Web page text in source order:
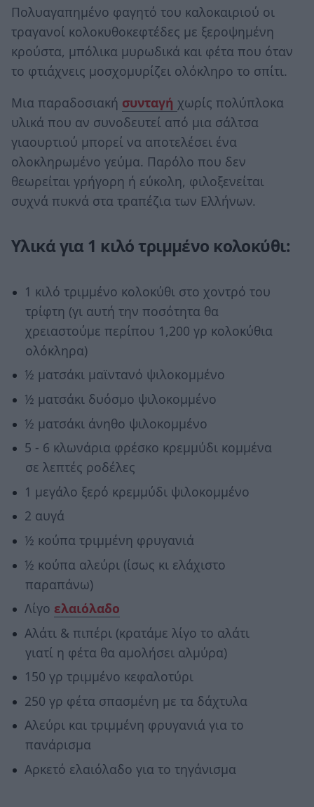
Πολυαγαπημένο φαγητό του καλοκαιριού οι
τραγανοί κολοκυθοκεφτέδες με ξεροψημένη
κρούστα, μπόλικα μυρωδικά και φέτα που όταν
το φτιάχνεις μοσχομυρίζει ολόκληρο το σπίτι.
Μια παραδοσιακή συνταγή χωρίς πολύπλοκα
υλικά που αν συνοδευτεί από μια σάλτσα
γιαουρτιού μπορεί να αποτελέσει ένα
ολοκληρωμένο γεύμα. Παρόλο που δεν
θεωρείται γρήγορη ή εύκολη, φιλοξενείται
συχνά πυκνά στα τραπέζια των Ελλήνων.
Υλικά για 1 κιλό τριμμένο κολοκύθι:
1 κιλό τριμμένο κολοκύθι στο χοντρό του
τρίφτη (γι αυτή την ποσότητα θα
χρειαστούμε περίπου 1,200 γρ κολοκύθια
ολόκληρα)
½ ματσάκι μαϊντανό ψιλοκομμένο
½ ματσάκι δυόσμο ψιλοκομμένο
½ ματσάκι άνηθο ψιλοκομμένο
5 - 6 κλωνάρια φρέσκο κρεμμύδι κομμένα
σε λεπτές ροδέλες
1 μεγάλο ξερό κρεμμύδι ψιλοκομμένο
2 αυγά
½ κούπα τριμμένη φρυγανιά
½ κούπα αλεύρι (ίσως κι ελάχιστο
παραπάνω)
Λίγο ελαιόλαδο
Αλάτι & πιπέρι (κρατάμε λίγο το αλάτι
γιατί η φέτα θα αμολήσει αλμύρα)
150 γρ τριμμένο κεφαλοτύρι
250 γρ φέτα σπασμένη με τα δάχτυλα
Αλεύρι και τριμμένη φρυγανιά για το
πανάρισμα
Αρκετό ελαιόλαδο για το τηγάνισμα